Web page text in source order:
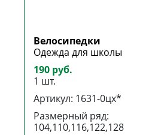
Велосипедки
Одежда для школы
190 руб.
1 шт.
Артикул: 1631-0цх*
Размерный ряд:
104,110,116,122,128